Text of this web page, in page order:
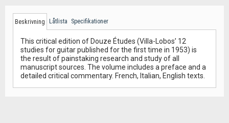
Beskrivning Låtlista Specifikationer
This critical edition of Douze Études (Villa-Lobos’ 12
studies for guitar published for the first time in 1953) is
the result of painstaking research and study of all
manuscript sources. The volume includes a preface and a
detailed critical commentary. French, Italian, English texts.